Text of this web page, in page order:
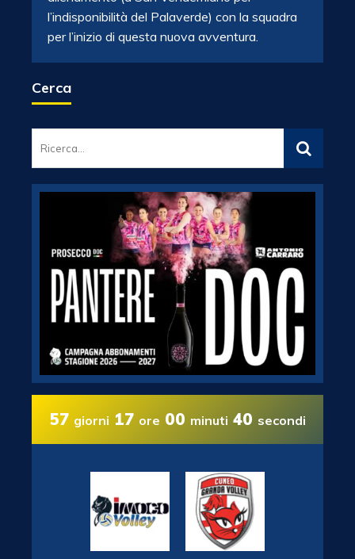
l’indisponibilità del Palaverde) con la squadra
per l’inizio di questa nuova avventura.
Cerca
57 giorni 17 ore 00 minuti 39 secondi